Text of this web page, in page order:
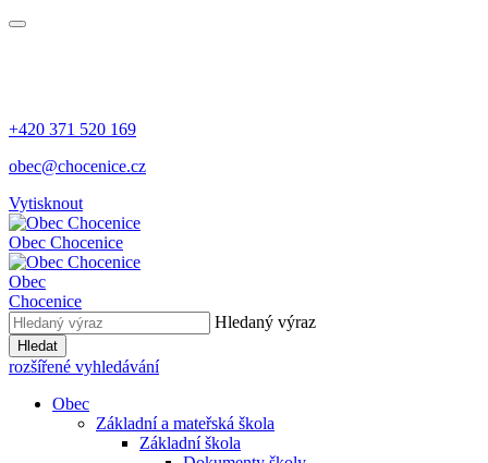
+420 371 520 169
obec@chocenice.cz
Vytisknout
Obec Chocenice
Obec
Chocenice
Hledaný výraz
Hledat
rozšířené vyhledávání
Obec
Základní a mateřská škola
Základní škola